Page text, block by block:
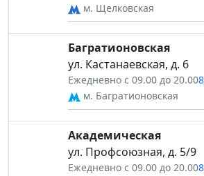
м. Щелковская
Багратионовская
ул. Кастанаевская, д. 6
Ежедневно с 09.00 до 20.00
м. Багратионовская
Академическая
ул. Профсоюзная, д. 5/9
Ежедневно с 09.00 до 20.00